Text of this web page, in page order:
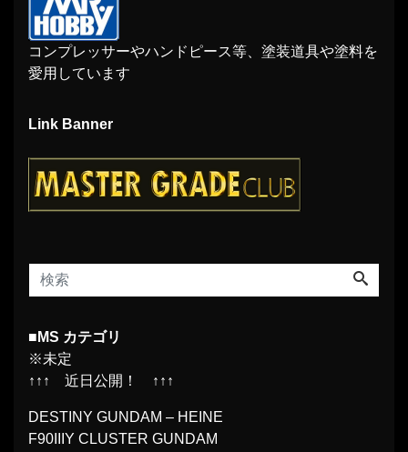
コンプレッサーやハンドピース等、塗装道具や塗料を
愛用しています
Link Banner
■MS カテゴリ
※未定
↑↑↑ 近日公開！ ↑↑↑
DESTINY GUNDAM – HEINE
F90IIIY CLUSTER GUNDAM